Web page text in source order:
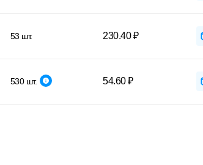
53 шт. 230.40 ₽
530 шт. 54.60 ₽